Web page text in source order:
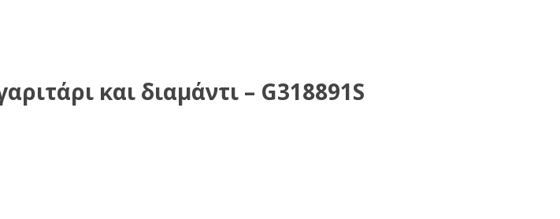
και διαμάντι – G318891S